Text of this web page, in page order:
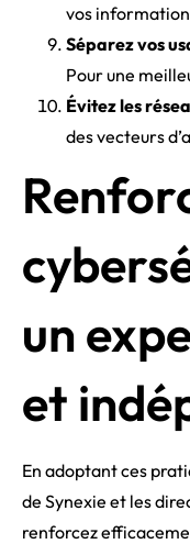
vos
Séparez vos
Pour une
Évitez les
des vecteurs
un
et
En adoptant ces
de Synexie et les
renforcez